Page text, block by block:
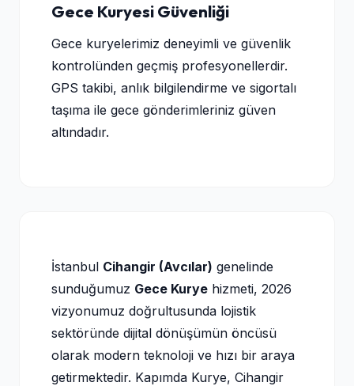
Gece Kuryesi Güvenliği
Gece kuryelerimiz deneyimli ve güvenlik
kontrolünden geçmiş profesyonellerdir.
GPS takibi, anlık bilgilendirme ve sigortalı
taşıma ile gece gönderimleriniz güven
altındadır.
İstanbul Cihangir (Avcılar) genelinde
sunduğumuz Gece Kurye hizmeti, 2026
vizyonumuz doğrultusunda lojistik
sektöründe dijital dönüşümün öncüsü
olarak modern teknoloji ve hızı bir araya
getirmektedir. Kapımda Kurye, Cihangir